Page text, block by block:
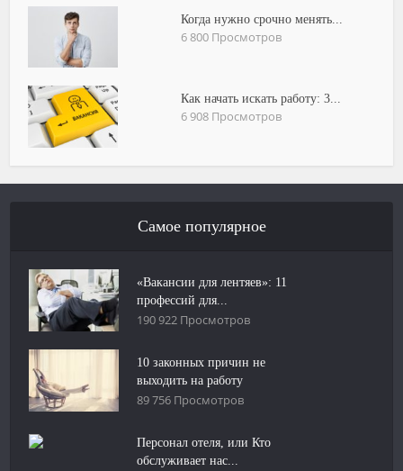
Когда нужно срочно менять...
6 800 Просмотров
Как начать искать работу: 3...
6 908 Просмотров
Самое популярное
«Вакансии для лентяев»: 11
профессий для...
190 922 Просмотров
10 законных причин не
выходить на работу
89 756 Просмотров
Персонал отеля, или Кто
обслуживает нас...